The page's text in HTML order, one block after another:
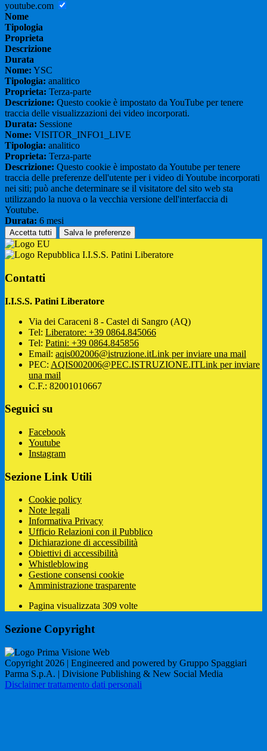
youtube.com
Nome
Tipologia
Proprieta
Descrizione
Durata
Nome: YSC
Tipologia: analitico
Proprieta: Terza-parte
Descrizione: Questo cookie è impostato da YouTube per tenere
traccia delle visualizzazioni dei video incorporati.
Durata: Sessione
Nome: VISITOR_INFO1_LIVE
Tipologia: analitico
Proprieta: Terza-parte
Descrizione: Questo cookie è impostato da Youtube per tenere
traccia delle preferenze dell'utente per i video di Youtube incorporati
nei siti; può anche determinare se il visitatore del sito web sta
utilizzando la nuova o la vecchia versione dell'interfaccia di
Youtube.
Durata: 6 mesi
Accetta tutti Salva le preferenze
I.I.S.S. Patini Liberatore
Contatti
I.I.S.S. Patini Liberatore
Via dei Caraceni 8 - Castel di Sangro (AQ)
Tel: Liberatore: +39 0864.845066
Tel: Patini: +39 0864.845856
Email: aqis002006@istruzione.itLink per inviare una mail
PEC: AQIS002006@PEC.ISTRUZIONE.ITLink per inviare
una mail
C.F.: 82001010667
Seguici su
Facebook
Youtube
Instagram
Sezione Link Utili
Cookie policy
Note legali
Informativa Privacy
Ufficio Relazioni con il Pubblico
Dichiarazione di accessibilità
Obiettivi di accessibilità
Whistleblowing
Gestione consensi cookie
Amministrazione trasparente
Pagina visualizzata 309 volte
Sezione Copyright
Copyright 2026 | Engineered and powered by Gruppo Spaggiari
Parma S.p.A. | Divisione Publishing & New Social Media
Disclaimer trattamento dati personali